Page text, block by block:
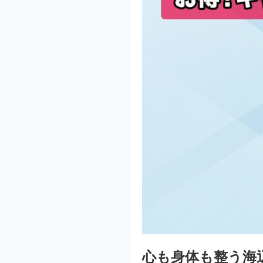
心も身体も整う海